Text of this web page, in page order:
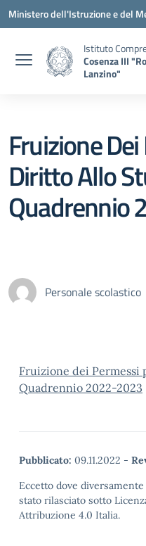
Vai ai contenuti
Vai al menu di navigazione
Vai al footer
Ministero dell'Istruzione e del
Istituto
Cosenza III
Lanzino"
Fruizione
Diritto Allo
Quadrennio
Personale scolastico
Fruizione dei
Quadrennio 2022-2023
Pubblicato: 09.11.2022 -
Eccetto dove
stato rilasciato sotto
Attribuzione 4.0 Italia.